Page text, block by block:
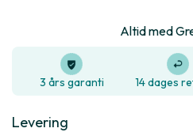
Altid med
3 års garanti 14 dages
Levering